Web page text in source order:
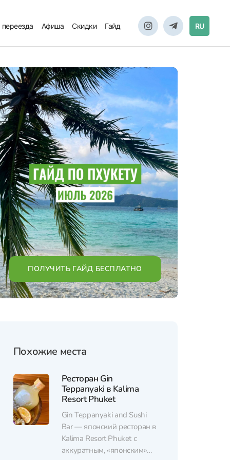
Афиша Скидки Гайд RU
ПОЛУЧИТЬ ГАЙД БЕСПЛАТНО
Похожие места
Ресторан Gin
Teppanyaki в Kalima
Resort Phuket
Gin Teppanyaki and Sushi
Bar — японский ресторан в
Kalima Resort Phuket с
аккуратным, «японским»